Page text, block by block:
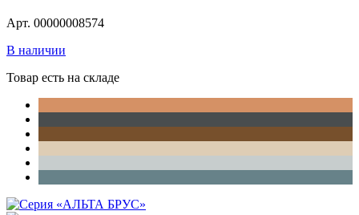
Арт. 00000008574
В наличии
Товар есть на складе